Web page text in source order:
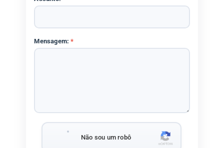
Mensagem:*
Não sou um robô